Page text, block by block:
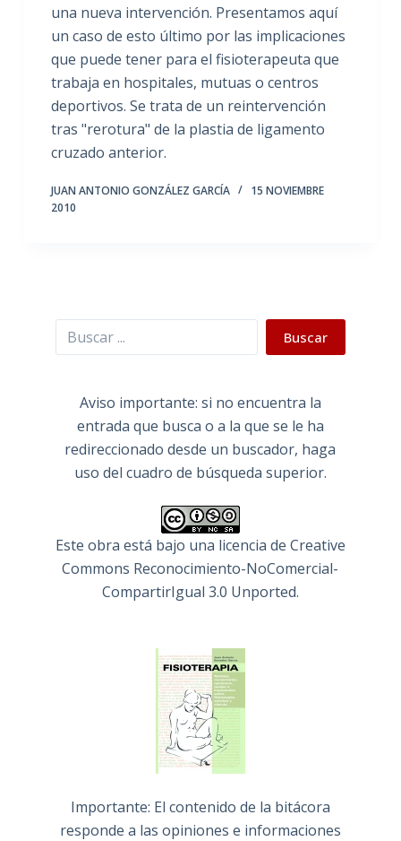
una nueva intervención. Presentamos aquí
un caso de esto último por las implicaciones
que puede tener para el fisioterapeuta que
trabaja en hospitales, mutuas o centros
deportivos. Se trata de un reintervención
tras "rerotura" de la plastia de ligamento
cruzado anterior.
JUAN ANTONIO GONZÁLEZ GARCÍA
15 NOVIEMBRE
2010
Buscar Buscar
Aviso importante: si no encuentra la
entrada que busca o a la que se le ha
redireccionado desde un buscador, haga
uso del cuadro de búsqueda superior.
Este obra está bajo una licencia de Creative
Commons Reconocimiento-NoComercial-
CompartirIgual 3.0 Unported.
Importante: El contenido de la bitácora
responde a las opiniones e informaciones